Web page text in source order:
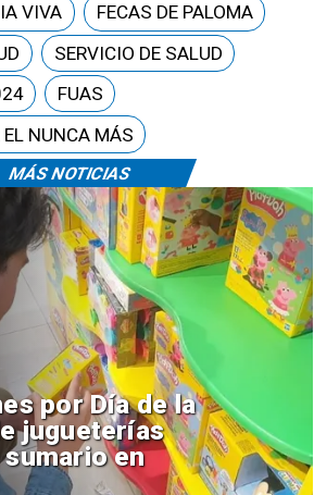
MÁS NOTICIAS
VIVA
FECAS DE PALOMA
SERVICIO DE SALUD
FUAS
EL NUNCA MÁS
por Día de la
jugueterías
en